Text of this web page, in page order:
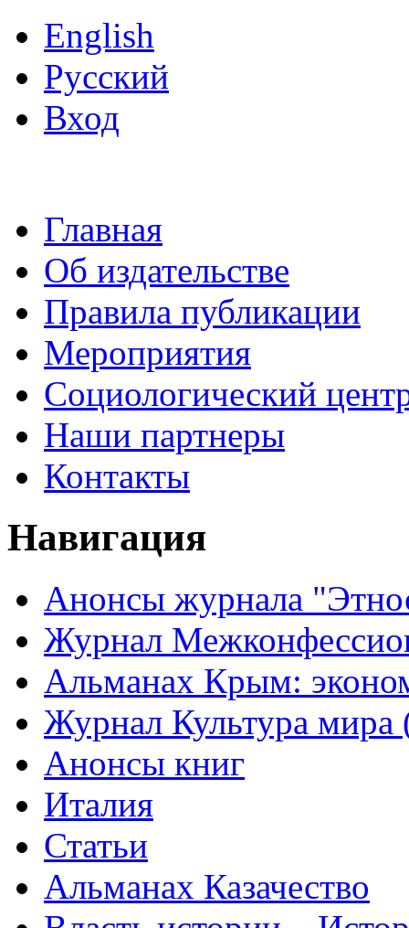
English
Русский
Вход
Главная
Об издательстве
Правила публикации
Мероприятия
Социологический
Наши партнеры
Контакты
Навигация
Анонсы журнала
Журнал
Альманах Крым:
Журнал Культура
Анонсы книг
Италия
Статьи
Альманах Казачество